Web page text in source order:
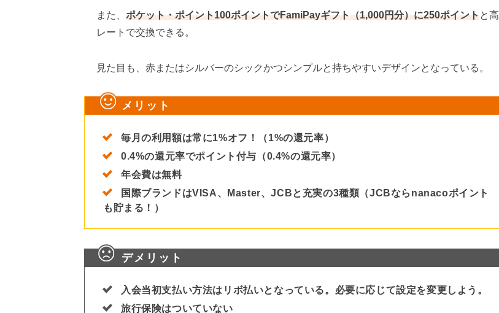
また、 ポケット・ポイント100ポイントでFamiPayギフト（1,000円分）に250ポイントと高
レートで交換できる。
見た目も、赤またはシルバーのシックかつシンプルと持ちやすいデザインとなっている。
メリット
毎月の利用額は常に1%オフ！（1%の還元率）
0.4%の還元率でポイント付与（0.4%の還元率）
年会費は無料
国際ブランドはVISA、Master、JCBと充実の3種類（JCBならnanacoポイント
も貯まる！）
デメリット
入会当初支払い方法はリボ払いとなっている。必要に応じて設定を変更しよう。
旅行保険はついていない